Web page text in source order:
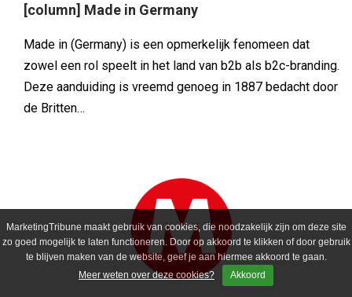
MarketingTribune maakt gebruik van cookies, die noodzakelijk zijn om deze site
zo goed mogelijk te laten functioneren. Door op akkoord te klikken of door gebruik
te blijven maken van de website, geef je aan hiermee akkoord te gaan.
Meer weten over deze cookies?
Akkoord
[column] Made in Germany
Made in (Germany) is een opmerkelijk fenomeen dat
zowel een rol speelt in het land van b2b als b2c-branding.
Deze aanduiding is vreemd genoeg in 1887 bedacht door
de Britten…